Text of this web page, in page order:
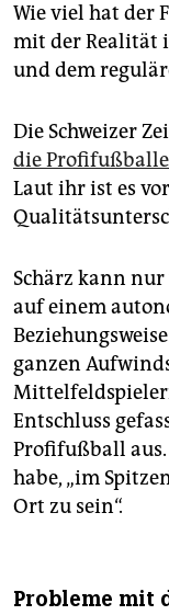
Wie viel hat der
mit der Realität
und dem
Die Schweizer
die
Laut ihr ist es
Schärz kann
auf einem
ganzen
Entschluss
Profifußball
habe, „im
Ort zu sein“.
Probleme